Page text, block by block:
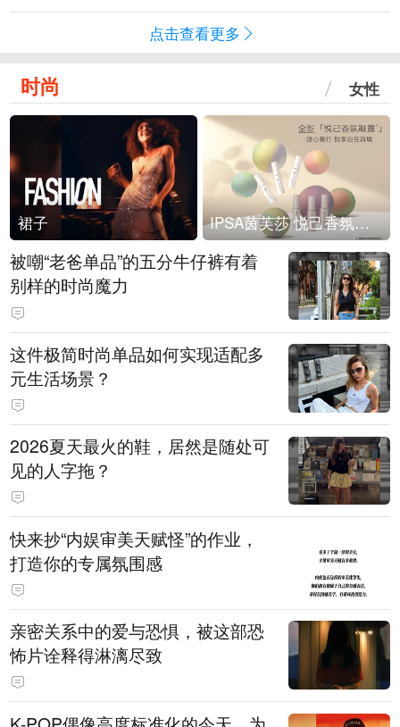
点击查看更多
时尚 女性
裙子 IPSA茵芙莎 悦己香氛凝露上市
被嘲“老爸单品”的五分牛仔裤有着
别样的时尚魔力
这件极简时尚单品如何实现适配多
元生活场景？
2026夏天最火的鞋，居然是随处可
见的人字拖？
快来抄“内娱审美天赋怪”的作业，
打造你的专属氛围感
亲密关系中的爱与恐惧，被这部恐
怖片诠释得淋漓尽致